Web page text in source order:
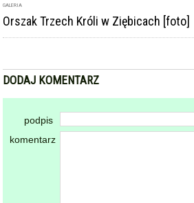
GALERIA
Orszak Trzech Króli w Ziębicach [foto]
DODAJ KOMENTARZ
podpis
komentarz